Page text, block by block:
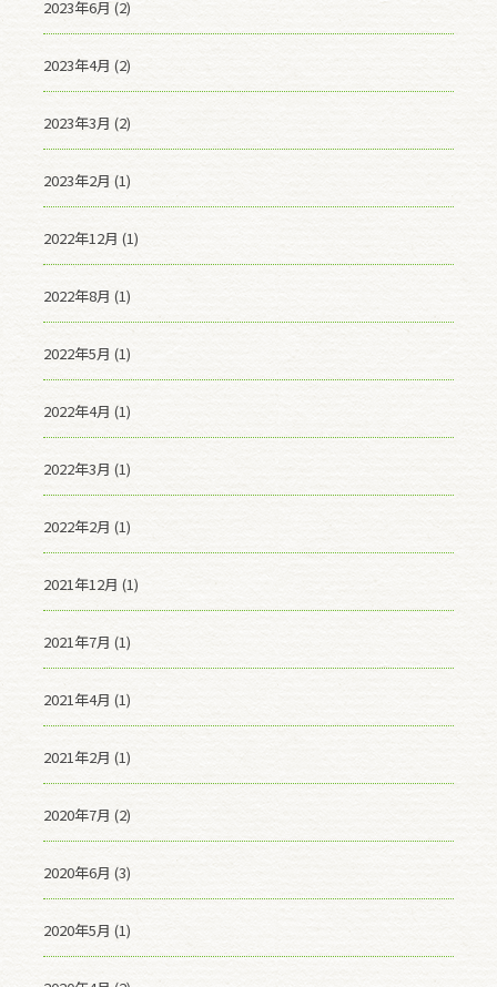
2023年6月 (2)
2023年4月 (2)
2023年3月 (2)
2023年2月 (1)
2022年12月 (1)
2022年8月 (1)
2022年5月 (1)
2022年4月 (1)
2022年3月 (1)
2022年2月 (1)
2021年12月 (1)
2021年7月 (1)
2021年4月 (1)
2021年2月 (1)
2020年7月 (2)
2020年6月 (3)
2020年5月 (1)